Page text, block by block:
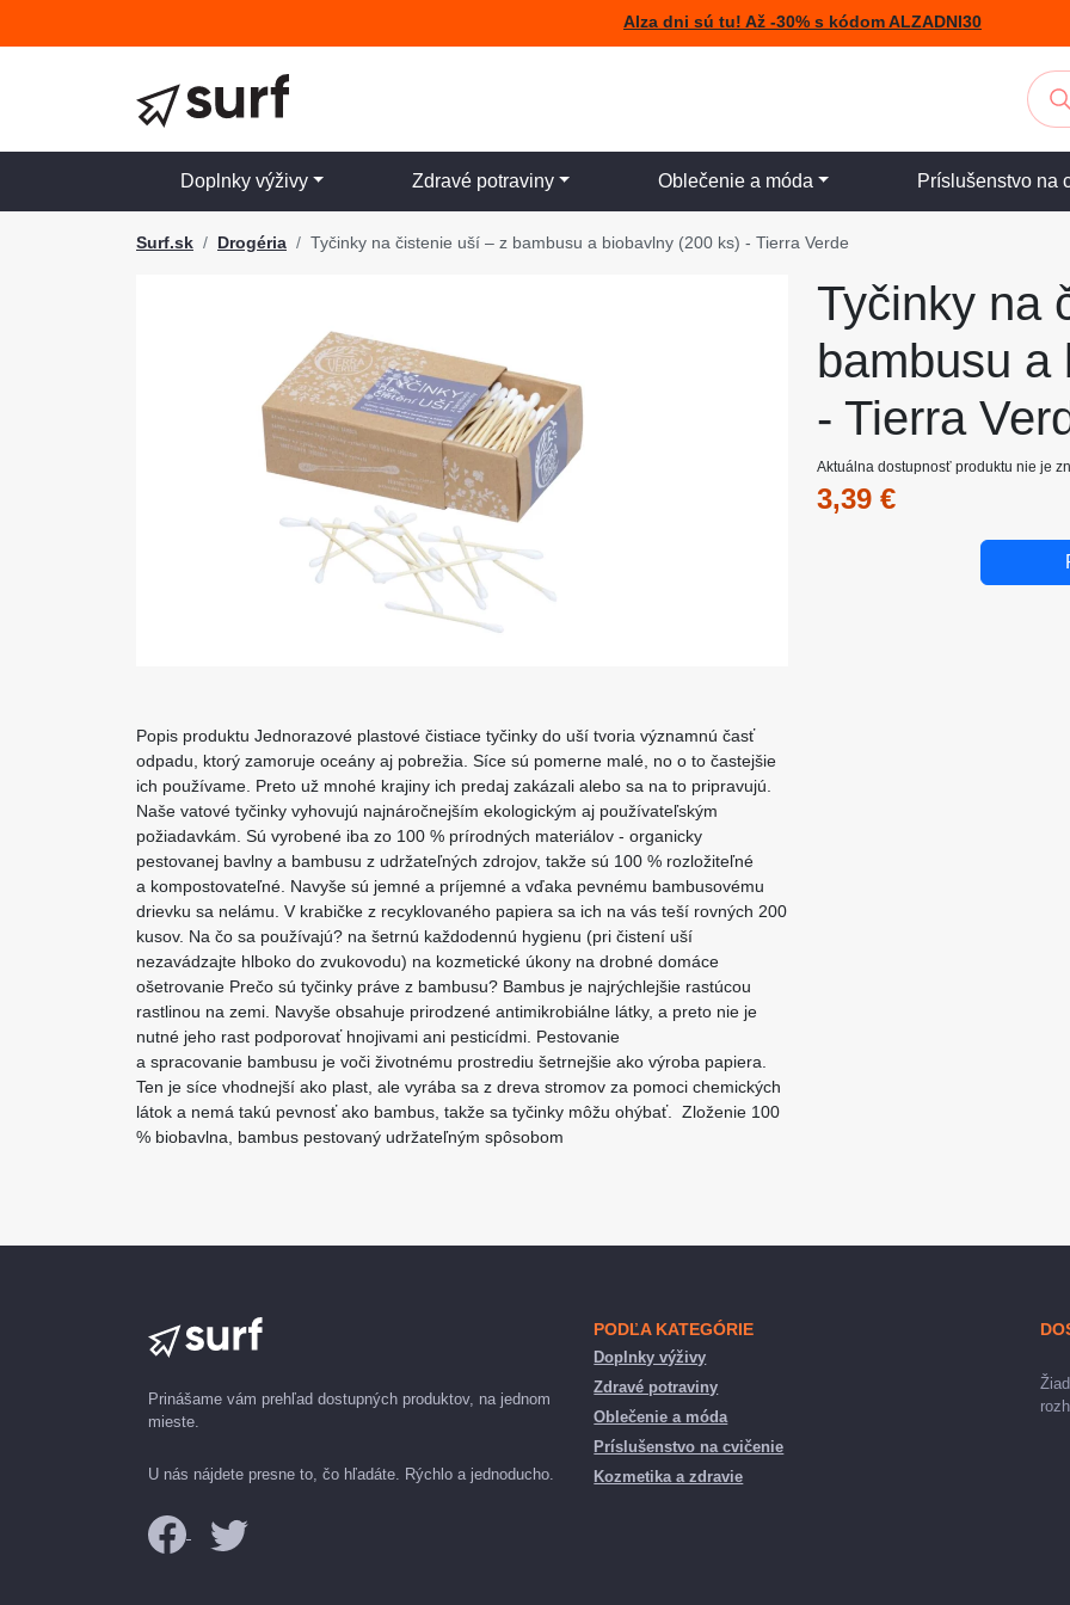
Alza dni sú tu! Až -30% s kódom ALZADNI30
Doplnky výživy Zdravé potraviny Oblečenie a móda Príslušenstvo na
Surf.sk Drogéria Tyčinky na čistenie uší – z bambusu a biobavlny (200 ks) - Tierra Verde
Tyčinky na
bambusu a
- Tierra
Aktuálna dostupnosť produktu nie je
3,39 €
Popis produktu Jednorazové plastové čistiace tyčinky do uší tvoria významnú časť
odpadu, ktorý zamoruje oceány aj pobrežia. Síce sú pomerne malé, no o to častejšie
ich používame. Preto už mnohé krajiny ich predaj zakázali alebo sa na to pripravujú.
Naše vatové tyčinky vyhovujú najnáročnejším ekologickým aj používateľským
požiadavkám. Sú vyrobené iba zo 100 % prírodných materiálov - organicky
pestovanej bavlny a bambusu z udržateľných zdrojov, takže sú 100 % rozložiteľné
a kompostovateľné. Navyše sú jemné a príjemné a vďaka pevnému bambusovému
drievku sa nelámu. V krabičke z recyklovaného papiera sa ich na vás teší rovných 200
kusov. Na čo sa používajú? na šetrnú každodennú hygienu (pri čistení uší
nezavádzajte hlboko do zvukovodu) na kozmetické úkony na drobné domáce
ošetrovanie Prečo sú tyčinky práve z bambusu? Bambus je najrýchlejšie rastúcou
rastlinou na zemi. Navyše obsahuje prirodzené antimikrobiálne látky, a preto nie je
nutné jeho rast podporovať hnojivami ani pesticídmi. Pestovanie
a spracovanie bambusu je voči životnému prostrediu šetrnejšie ako výroba papiera.
Ten je síce vhodnejší ako plast, ale vyrába sa z dreva stromov za pomoci chemických
látok a nemá takú pevnosť ako bambus, takže sa tyčinky môžu ohýbať. Zloženie 100
% biobavlna, bambus pestovaný udržateľným spôsobom
Prinášame vám prehľad dostupných produktov, na jednom
mieste.
U nás nájdete presne to, čo hľadáte. Rýchlo a jednoducho.
PODĽA KATEGÓRIE
Doplnky výživy
Zdravé potraviny
Oblečenie a móda
Príslušenstvo na cvičenie
Kozmetika a zdravie